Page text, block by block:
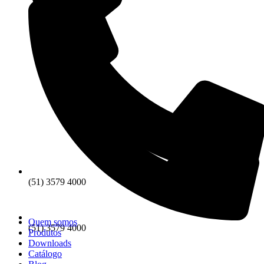
(51) 3579 4000
(51) 3579 4000
Quem somos
Produtos
Downloads
Catálogo